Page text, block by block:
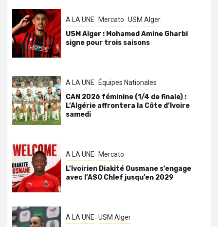
A LA UNE Mercato USM Alger
USM Alger : Mohamed Amine Gharbi
signe pour trois saisons
A LA UNE Équipes Nationales
CAN 2026 féminine (1/4 de finale) :
L’Algérie affrontera la Côte d’Ivoire
samedi
A LA UNE Mercato
L’Ivoirien Diakité Ousmane s’engage
avec l’ASO Chlef jusqu’en 2029
A LA UNE USM Alger